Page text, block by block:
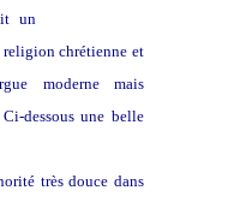
un
religion chrétienne et
moderne mais
dessous une belle
très douce dans